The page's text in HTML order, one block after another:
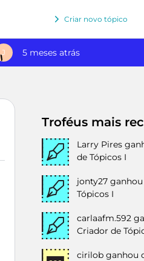
Criar novo tópico
J 5 meses atrás
Troféus mais
Larry Pires
de Tópicos I
jonty27
Tópicos I
carlaafm.592
Criador de
cirilob ganhou